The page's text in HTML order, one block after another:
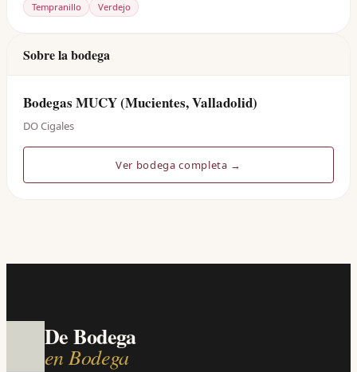
Tempranillo Verdejo
Sobre la bodega
Bodegas MUCY (Mucientes, Valladolid)
DO Cigales
Ver bodega completa →
De Bodega
en Bodega